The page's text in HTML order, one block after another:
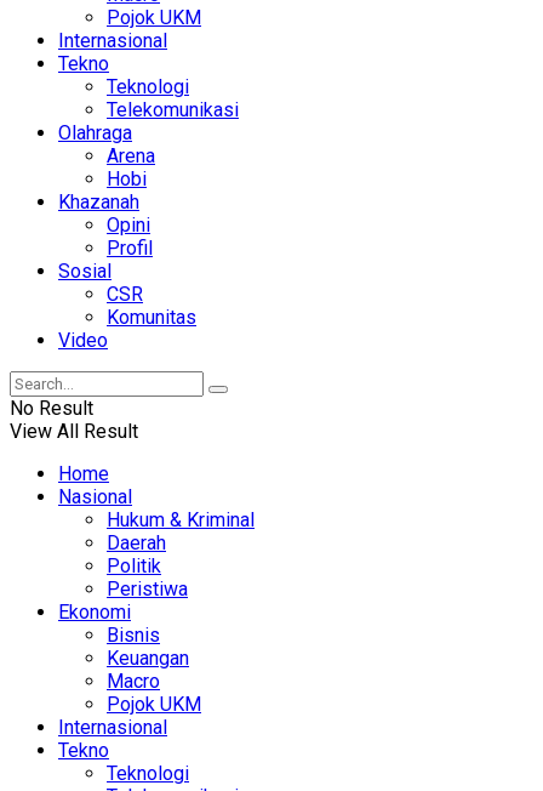
Pojok UKM
Internasional
Tekno
Teknologi
Telekomunikasi
Olahraga
Arena
Hobi
Khazanah
Opini
Profil
Sosial
CSR
Komunitas
Video
No Result
View All Result
Home
Nasional
Hukum & Kriminal
Daerah
Politik
Peristiwa
Ekonomi
Bisnis
Keuangan
Macro
Pojok UKM
Internasional
Tekno
Teknologi